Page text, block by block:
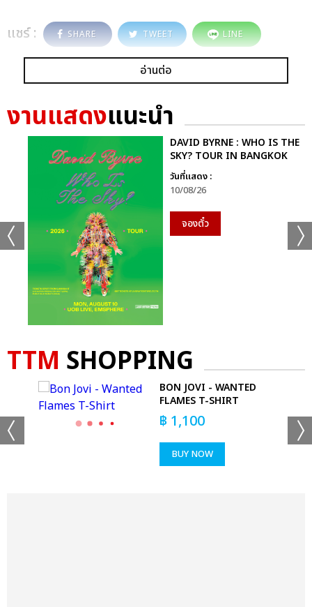
แชร์ : SHARE TWEET LINE
อ่านต่อ
งานแสดงแนะนำ
DAVID BYRNE : WHO IS THE
SKY? TOUR IN BANGKOK
วันที่แสดง :
10/08/26
จองตั๋ว
TTM SHOPPING
BON JOVI - WANTED
FLAMES T-SHIRT
฿ 1,100
BUY NOW